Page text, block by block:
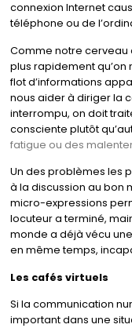
connexion Internet
téléphone ou de
Comme notre cerveau
plus rapidement qu’on
flot d’informations
nous aider à diriger la
interrompu, on doit
consciente plutôt
fatigue ou des
Un des problèmes les
à la discussion au bon
micro-expressions
locuteur a terminé,
monde a déjà vécu
en même temps,
Les cafés virtuels
Si la communication
important dans une